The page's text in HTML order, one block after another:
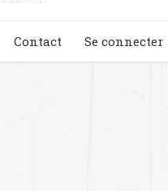
Contact Se connecter